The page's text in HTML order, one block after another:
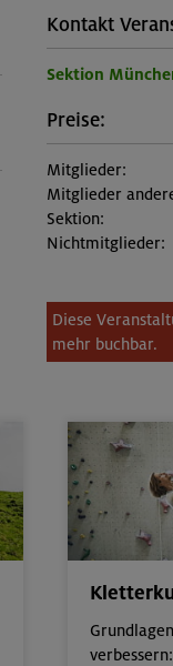
Kontakt
Sektion
Preise:
Mitglieder:
Mitglieder
Sektion:
Nichtmitglieder:
Diese
mehr buchbar.